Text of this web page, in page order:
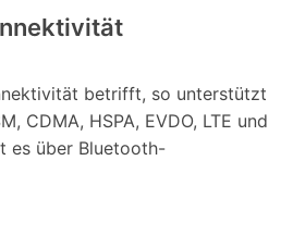
betrifft, so unterstützt
CDMA, HSPA, EVDO, LTE und
es über Bluetooth-